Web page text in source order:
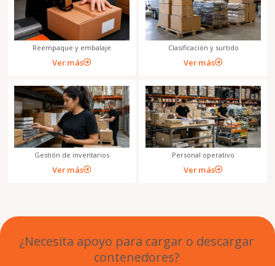
Reempaque y embalaje
Ver más
Clasificación y surtido
Ver más
Gestión de inventarios
Ver más
Personal operativo
Ver más
¿Necesita apoyo para cargar o descargar
contenedores?